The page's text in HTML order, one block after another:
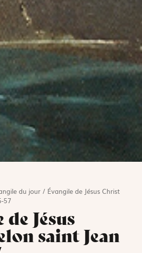
du jour / Évangile de Jésus Christ
57
Jésus
saint Jean